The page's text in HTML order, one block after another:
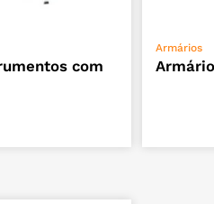
com
Armários